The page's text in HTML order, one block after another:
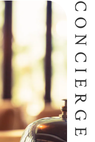
CONCIERGE